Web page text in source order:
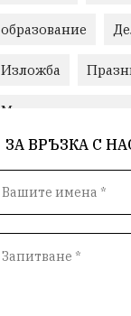
образование
Изложба
Министерски съвет
Корупция
ЛетниПожари
ученици
ЗА ВРЪЗКА С